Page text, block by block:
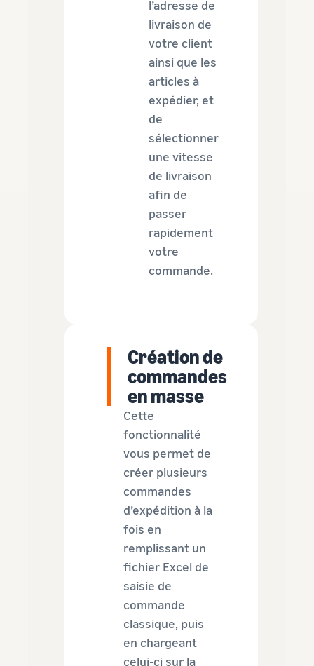
l’adresse de
livraison de
votre client
ainsi que les
articles à
expédier, et
de
sélectionner
une vitesse
de livraison
afin de
passer
rapidement
votre
commande.
Création de
commandes
en masse
Cette
fonctionnalité
vous permet de
créer plusieurs
commandes
d’expédition à la
fois en
remplissant un
fichier Excel de
saisie de
commande
classique, puis
en chargeant
celui-ci sur la